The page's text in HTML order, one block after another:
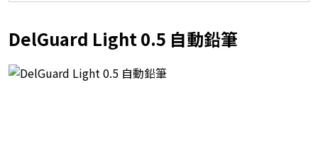
DelGuard Light 0.5 自動鉛筆